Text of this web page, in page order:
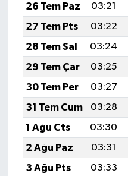
26 Tem Paz
03:21
27 Tem Pts
03:22
28 Tem Sal
03:24
29 Tem Çar
03:25
30 Tem Per
03:27
31 Tem Cum
03:28
1 Ağu Cts
03:30
2 Ağu Paz
03:31
3 Ağu Pts
03:33